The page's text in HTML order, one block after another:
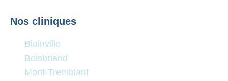
Nos cliniques
Blainville
Boisbriand
Mont-Tremblant